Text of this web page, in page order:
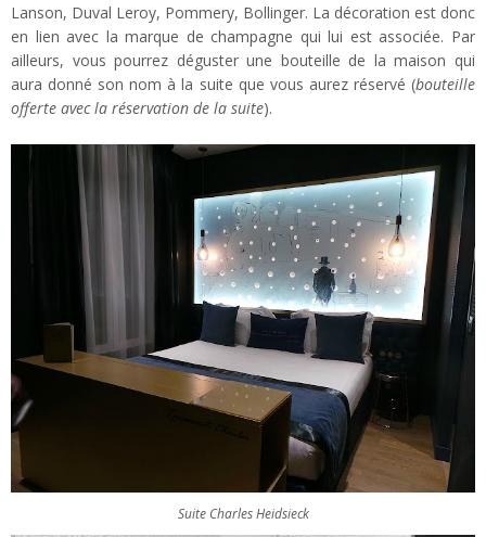
Lanson, Duval Leroy, Pommery, Bollinger. La décoration est donc
en lien avec la marque de champagne qui lui est associée. Par
ailleurs, vous pourrez déguster une bouteille de la maison qui
aura donné son nom à la suite que vous aurez réservé (bouteille
offerte avec la réservation de la suite).
Suite Charles Heidsieck